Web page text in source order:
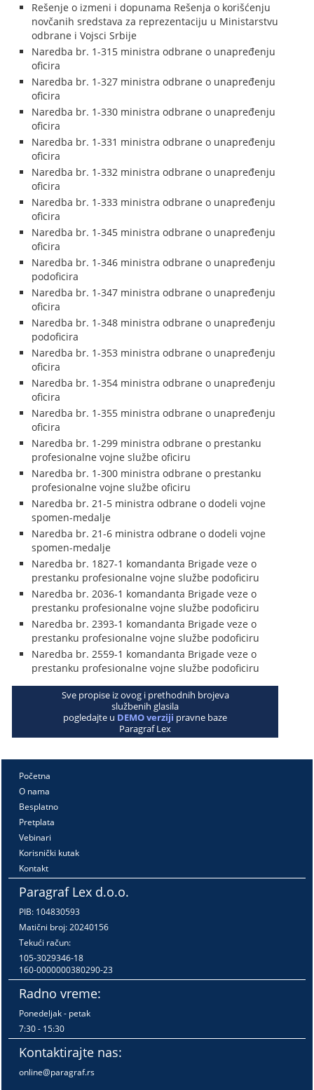
Rešenje o izmeni i dopunama Rešenja o korišćenju
novčanih sredstava za reprezentaciju u Ministarstvu
odbrane i Vojsci Srbije
Naredba br. 1-315 ministra odbrane o unapređenju
oficira
Naredba br. 1-327 ministra odbrane o unapređenju
oficira
Naredba br. 1-330 ministra odbrane o unapređenju
oficira
Naredba br. 1-331 ministra odbrane o unapređenju
oficira
Naredba br. 1-332 ministra odbrane o unapređenju
oficira
Naredba br. 1-333 ministra odbrane o unapređenju
oficira
Naredba br. 1-345 ministra odbrane o unapređenju
oficira
Naredba br. 1-346 ministra odbrane o unapređenju
podoficira
Naredba br. 1-347 ministra odbrane o unapređenju
oficira
Naredba br. 1-348 ministra odbrane o unapređenju
podoficira
Naredba br. 1-353 ministra odbrane o unapređenju
oficira
Naredba br. 1-354 ministra odbrane o unapređenju
oficira
Naredba br. 1-355 ministra odbrane o unapređenju
oficira
Naredba br. 1-299 ministra odbrane o prestanku
profesionalne vojne službe oficiru
Naredba br. 1-300 ministra odbrane o prestanku
profesionalne vojne službe oficiru
Naredba br. 21-5 ministra odbrane o dodeli vojne
spomen-medalje
Naredba br. 21-6 ministra odbrane o dodeli vojne
spomen-medalje
Naredba br. 1827-1 komandanta Brigade veze o
prestanku profesionalne vojne službe podoficiru
Naredba br. 2036-1 komandanta Brigade veze o
prestanku profesionalne vojne službe podoficiru
Naredba br. 2393-1 komandanta Brigade veze o
prestanku profesionalne vojne službe podoficiru
Naredba br. 2559-1 komandanta Brigade veze o
prestanku profesionalne vojne službe podoficiru
Sve propise iz ovog i prethodnih brojeva
službenih glasila
pogledajte u DEMO verziji pravne baze
Paragraf Lex
Početna
O nama
Besplatno
Pretplata
Vebinari
Korisnički kutak
Kontakt
Paragraf Lex d.o.o.
PIB: 104830593
Matični broj: 20240156
Tekući račun:
105-3029346-18
160-0000000380290-23
Radno vreme:
Ponedeljak - petak
7:30 - 15:30
Kontaktirajte nas:
online@paragraf.rs